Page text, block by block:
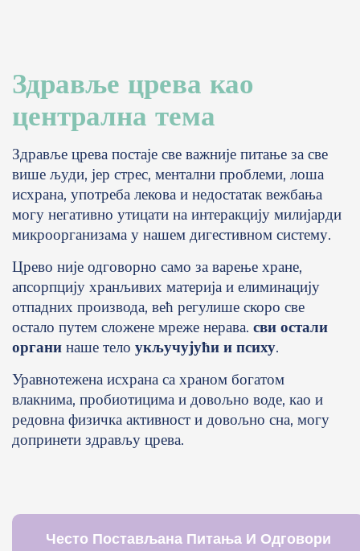
Здравље црева као
централна тема
Здравље црева постаје све важније питање за све
више људи, јер стрес, ментални проблеми, лоша
исхрана, употреба лекова и недостатак вежбања
могу негативно утицати на интеракцију милијарди
микроорганизама у нашем дигестивном систему.
Црево није одговорно само за варење хране,
апсорпцију хранљивих материја и елиминацију
отпадних производа, већ регулише скоро све
остало путем сложене мреже нерава. сви остали
органи наше тело укључујући и психу.
Уравнотежена исхрана са храном богатом
влакнима, пробиотицима и довољно воде, као и
редовна физичка активност и довољно сна, могу
допринети здрављу црева.
Често Постављана Питања И Одговори